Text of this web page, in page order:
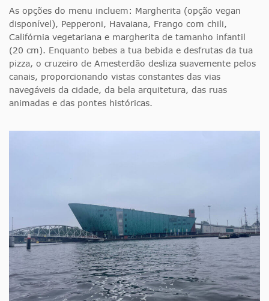
As opções do menu incluem: Margherita (opção vegan
disponível), Pepperoni, Havaiana, Frango com chili,
Califórnia vegetariana e margherita de tamanho infantil
(20 cm). Enquanto bebes a tua bebida e desfrutas da tua
pizza, o cruzeiro de Amesterdão desliza suavemente pelos
canais, proporcionando vistas constantes das vias
navegáveis da cidade, da bela arquitetura, das ruas
animadas e das pontes históricas.